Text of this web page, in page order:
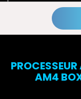
Prévenez-
AM4